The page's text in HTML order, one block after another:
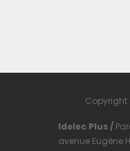
Copyright
Idelec Plus /
avenue Eugène